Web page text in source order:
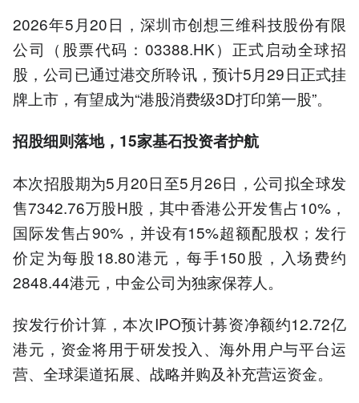
2026年5月20日，深圳市创想三维科技股份有限
公司（股票代码：03388.HK）正式启动全球招
股，公司已通过港交所聆讯，预计5月29日正式挂
牌上市，有望成为“港股消费级3D打印第一股”。
招股细则落地，15家基石投资者护航
本次招股期为5月20日至5月26日，公司拟全球发
售7342.76万股H股，其中香港公开发售占10%，
国际发售占90%，并设有15%超额配股权；发行
价定为每股18.80港元，每手150股，入场费约
2848.44港元，中金公司为独家保荐人。
按发行价计算，本次IPO预计募资净额约12.72亿
港元，资金将用于研发投入、海外用户与平台运
营、全球渠道拓展、战略并购及补充营运资金。